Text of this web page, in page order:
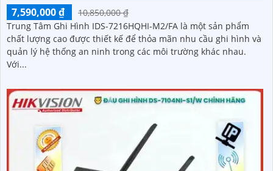
7,590,000 ₫
10,850,000 ₫
Trung Tâm Ghi Hình IDS-7216HQHI-M2/FA là một sản phẩm
chất lượng cao được thiết kế để thỏa mãn nhu cầu ghi hình và
quản lý hệ thống an ninh trong các môi trường khác nhau.
Với...